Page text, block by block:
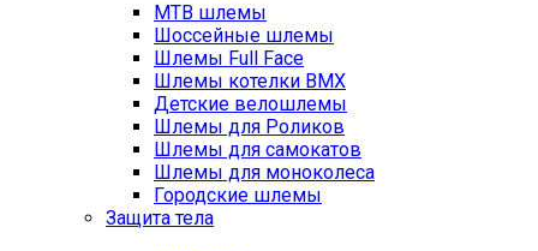
MTB шлемы
Шоссейные шлемы
Шлемы Full Face
Шлемы котелки BMX
Детские велошлемы
Шлемы для Роликов
Шлемы для самокатов
Шлемы для моноколеса
Городские шлемы
Защита тела